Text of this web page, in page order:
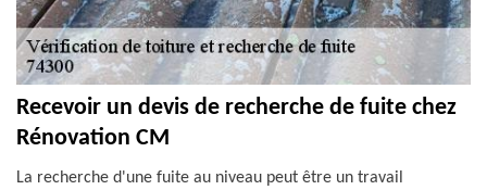
Recevoir un devis de recherche de fuite chez
Rénovation CM
La recherche d'une fuite au niveau peut être un travail